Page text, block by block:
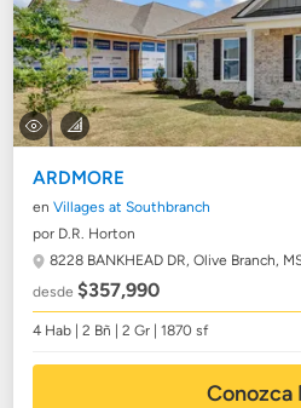
ARDMORE
enVillages at Southbranch
por D.R. Horton
8228 BANKHEAD DR,Olive Branch,
desde$357,990
4 Hab | 2 Bñ | 2 Gr | 1870 sf
Conozca